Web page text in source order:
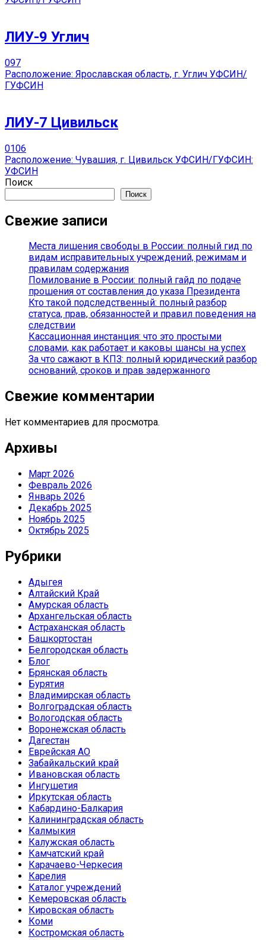
ЛИУ-9 Углич
097
Расположение: Ярославская область, г. Углич УФСИН/
ГУФСИН
ЛИУ-7 Цивильск
0106
Расположение: Чувашия, г. Цивильск УФСИН/ГУФСИН:
УФСИН
Поиск
Поиск
Свежие записи
Места лишения свободы в России: полный гид по
видам исправительных учреждений, режимам и
правилам содержания
Помилование в России: полный гайд по подаче
прошения от составления до указа Президента
Кто такой подследственный: полный разбор
статуса, прав, обязанностей и правил поведения на
следствии
Кассационная инстанция: что это простыми
словами, как работает и каковы шансы на успех
За что сажают в КПЗ: полный юридический разбор
оснований, сроков и прав задержанного
Свежие комментарии
Нет комментариев для просмотра.
Архивы
Март 2026
Февраль 2026
Январь 2026
Декабрь 2025
Ноябрь 2025
Октябрь 2025
Рубрики
Адыгея
Алтайский Край
Амурская область
Архангельская область
Астраханская область
Башкортостан
Белгородская область
Блог
Брянская область
Бурятия
Владимирская область
Волгоградская область
Вологодская область
Воронежская область
Дагестан
Еврейская АО
Забайкальский край
Ивановская область
Ингушетия
Иркутская область
Кабардино-Балкария
Калининградская область
Калмыкия
Калужская область
Камчатский край
Карачаево-Черкесия
Карелия
Каталог учреждений
Кемеровская область
Кировская область
Коми
Костромская область